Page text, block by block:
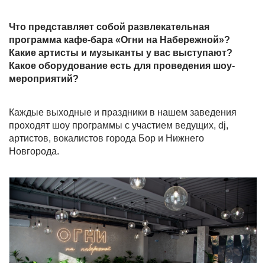
Что представляет собой развлекательная
программа кафе-бара «Огни на Набережной»?
Какие артисты и музыканты у вас выступают?
Какое оборудование есть для проведения шоу-
мероприятий?
Каждые выходные и праздники в нашем заведения
проходят шоу программы с участием ведущих, dj,
артистов, вокалистов города Бор и Нижнего
Новгорода.